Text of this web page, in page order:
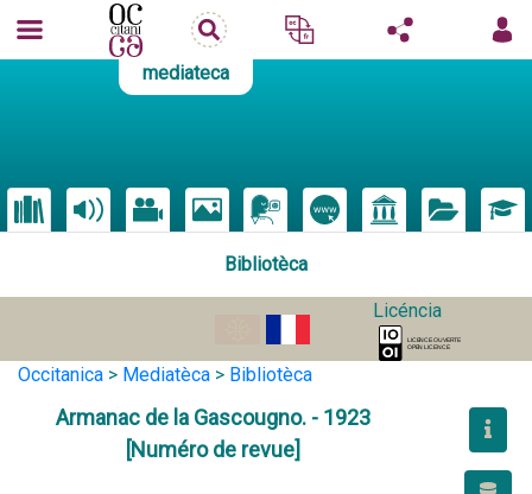
mediateca
Bibliotèca
Licéncia
Occitanica > Mediatèca > Bibliotèca
Armanac de la Gascougno. - 1923
[Numéro de revue]